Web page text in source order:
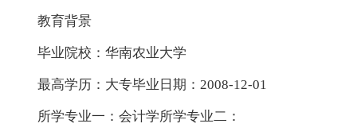
教育背景
毕业院校：华南农业大学
最高学历：大专毕业日期：2008-12-01
所学专业一：会计学所学专业二：